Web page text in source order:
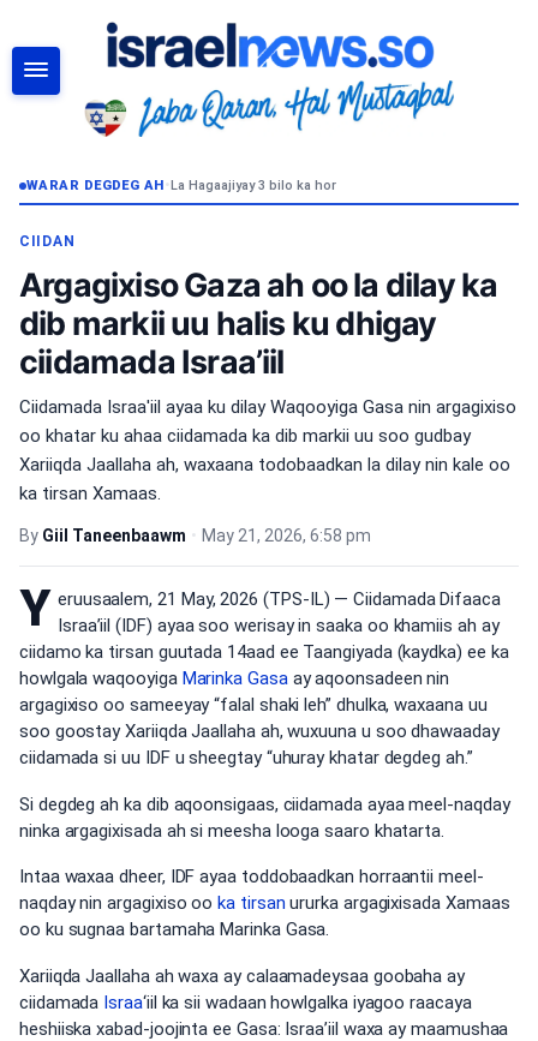
WARAR DEGDEG AH•La Hagaajiyay 3 bilo ka hor
CIIDAN
Argagixiso Gaza ah oo la dilay ka
dib markii uu halis ku dhigay
ciidamada Israa’iil
Ciidamada Israa'iil ayaa ku dilay Waqooyiga Gasa nin argagixiso
oo khatar ku ahaa ciidamada ka dib markii uu soo gudbay
Xariiqda Jaallaha ah, waxaana todobaadkan la dilay nin kale oo
ka tirsan Xamaas.
By Giil Taneenbaawm • May 21, 2026, 6:58 pm
Y eruusaalem, 21 May, 2026 (TPS-IL) — Ciidamada Difaaca
Israa’iil (IDF) ayaa soo werisay in saaka oo khamiis ah ay
ciidamo ka tirsan guutada 14aad ee Taangiyada (kaydka) ee ka
howlgala waqooyiga Marinka Gasaay aqoonsadeen nin
argagixiso oo sameeyay “falal shaki leh” dhulka, waxaana uu
soo goostay Xariiqda Jaallaha ah, wuxuuna u soo dhawaaday
ciidamada si uu IDF u sheegtay “uhuray khatar degdeg ah.”
Si degdeg ah ka dib aqoonsigaas, ciidamada ayaa meel-naqday
ninka argagixisada ah si meesha looga saaro khatarta.
Intaa waxaa dheer, IDF ayaa toddobaadkan horraantii meel-
naqday nin argagixiso ooka tirsan ururka argagixisada Xamaas
oo ku sugnaa bartamaha Marinka Gasa.
Xariiqda Jaallaha ah waxa ay calaamadeysaa goobaha ay
ciidamada Israa‘iil ka sii wadaan howlgalka iyagoo raacaya
heshiiska xabad-joojinta ee Gasa: Israa’iil waxa ay maamushaa